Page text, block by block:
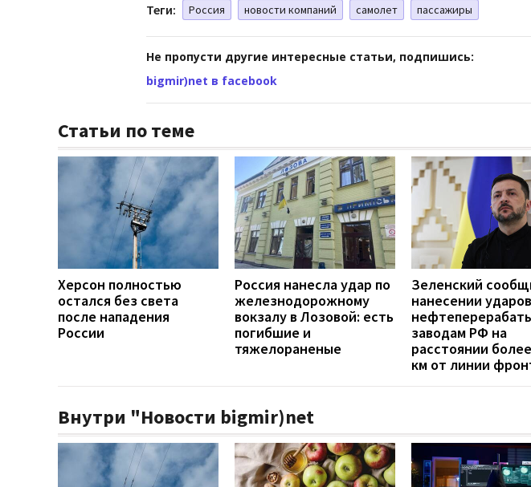
Теги: Россия новости компаний самолет пассажиры
Не пропусти другие интересные статьи, подпишись:
bigmir)net в facebook
Статьи по теме
Херсон полностью
остался без света
после нападения
России
Россия нанесла удар по
железнодорожному
вокзалу в Лозовой: есть
погибшие и
тяжелораненые
Зеленский
нанесении
заводам РФ на
расстоянии
км от линии
Внутри "Новости bigmir)net